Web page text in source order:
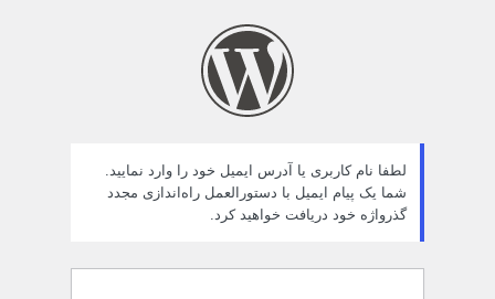
لطفا نام کاربری یا آدرس ایمیل خود را وارد نمایید.
شما یک پیام ایمیل با دستورالعمل راه‌اندازی مجدد
گذرواژه خود دریافت خواهید کرد.